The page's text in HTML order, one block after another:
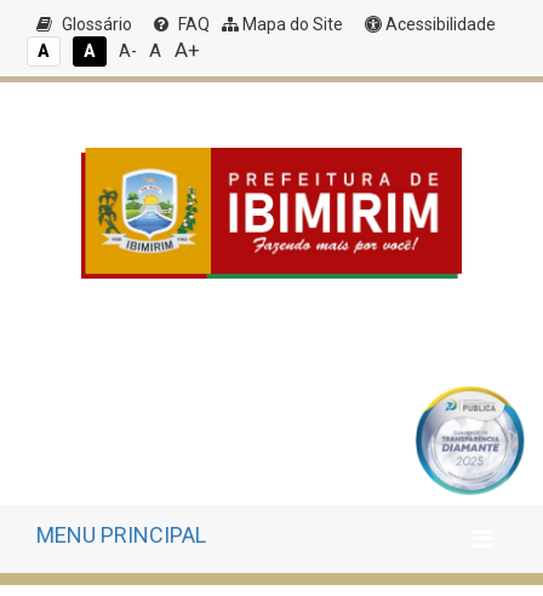
Glossário FAQ Mapa do Site
Acessibilidade
A
A A- A A+
MENU PRINCIPAL